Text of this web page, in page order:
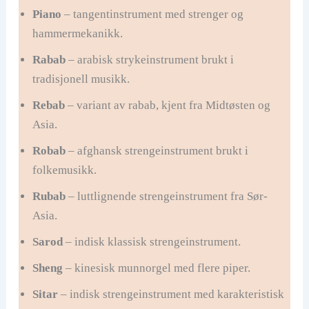
Piano – tangentinstrument med strenger og
hammermekanikk.
Rabab– arabisk strykeinstrument brukt i
tradisjonell musikk.
Rebab– variant av rabab, kjent fra Midtøsten og
Asia.
Robab– afghansk strengeinstrument brukt i
folkemusikk.
Rubab– luttlignende strengeinstrument fra Sør-
Asia.
Sarod– indisk klassisk strengeinstrument.
Sheng – kinesisk munnorgel med flere piper.
Sitar – indisk strengeinstrument med karakteristisk